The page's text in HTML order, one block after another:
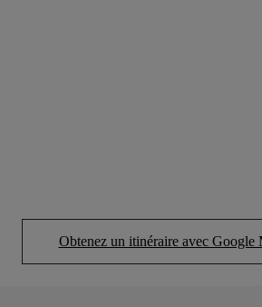
Obtenez un itinéraire avec Google
(Opens in